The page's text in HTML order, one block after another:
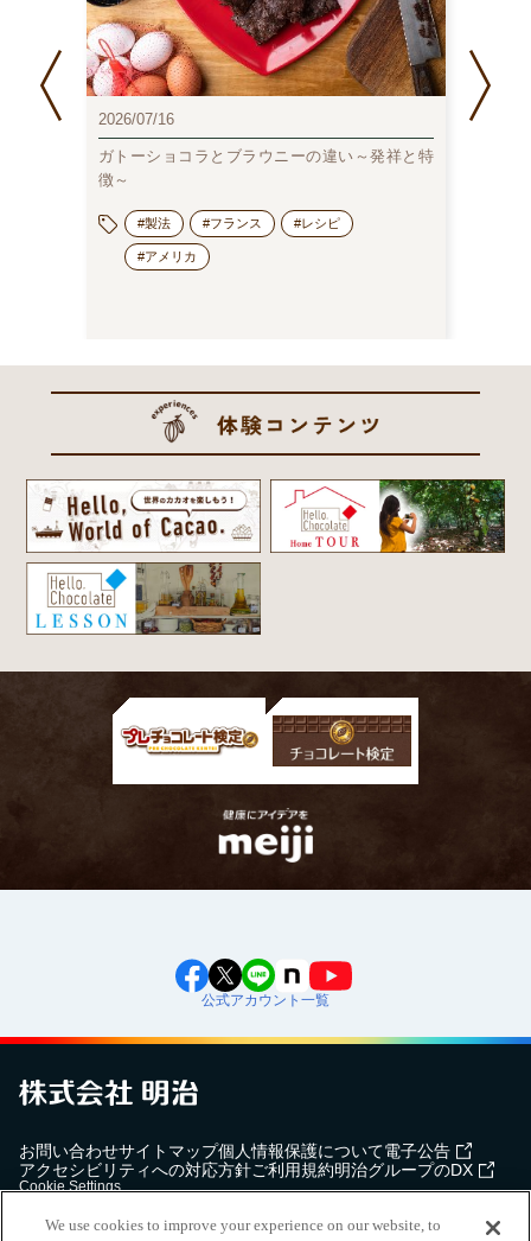
2026/07/16
ガトーショコラとブラウニーの違い～発祥と特
徴～
#製法 #フランス #レシピ
#アメリカ
公式アカウント一覧
お問い合わせサイトマップ個人情報保護について電子公告
アクセシビリティへの対応方針ご利用規約明治グループのDX
Cookie Settings
We use cookies to improve your experience on our website, to